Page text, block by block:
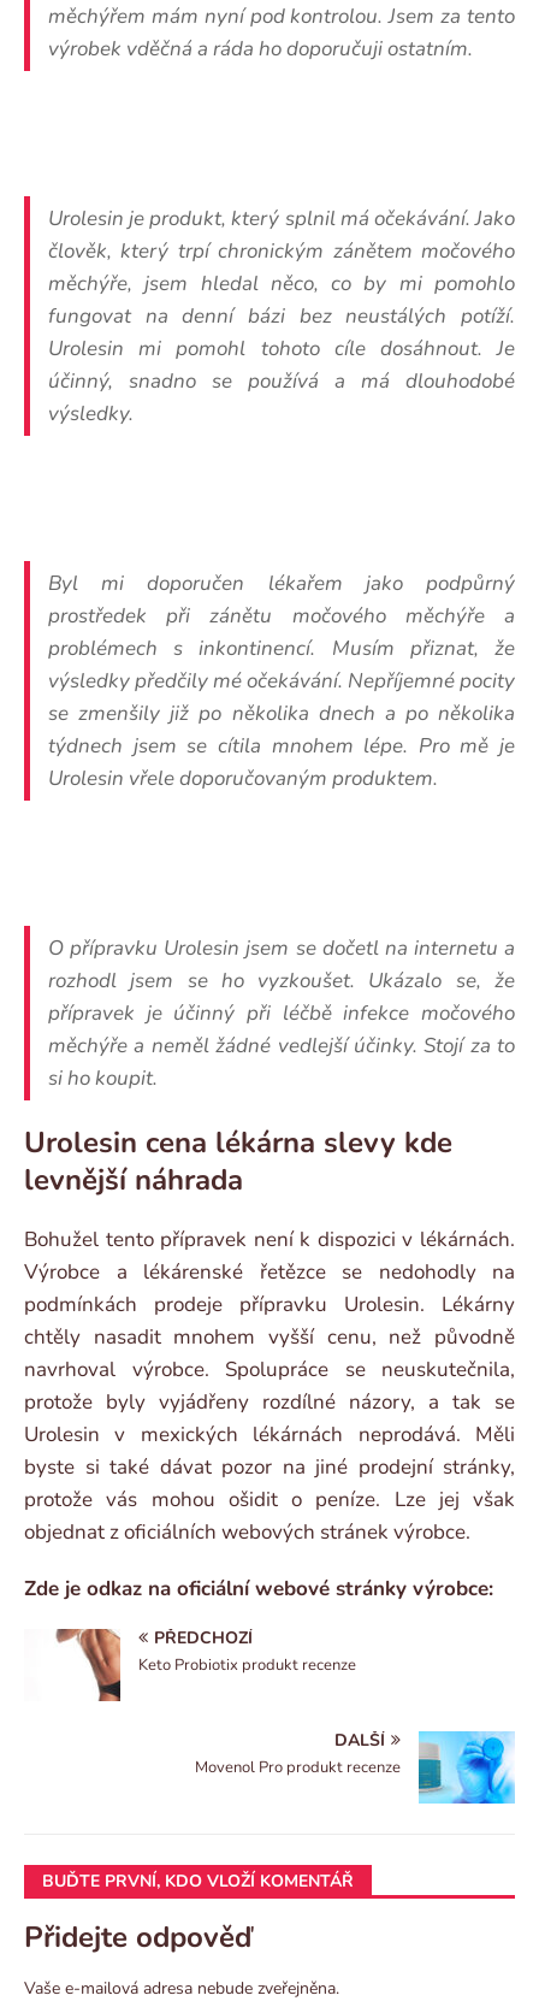
měchýřem mám nyní pod kontrolou. Jsem za tento
výrobek vděčná a ráda ho doporučuji ostatním.
Urolesin je produkt, který splnil má očekávání. Jako
člověk, který trpí chronickým zánětem močového
měchýře, jsem hledal něco, co by mi pomohlo
fungovat na denní bázi bez neustálých potíží.
Urolesin mi pomohl tohoto cíle dosáhnout. Je
účinný, snadno se používá a má dlouhodobé
výsledky.
Byl mi doporučen lékařem jako podpůrný
prostředek při zánětu močového měchýře a
problémech s inkontinencí. Musím přiznat, že
výsledky předčily mé očekávání. Nepříjemné pocity
se zmenšily již po několika dnech a po několika
týdnech jsem se cítila mnohem lépe. Pro mě je
Urolesin vřele doporučovaným produktem.
O přípravku Urolesin jsem se dočetl na internetu a
rozhodl jsem se ho vyzkoušet. Ukázalo se, že
přípravek je účinný při léčbě infekce močového
měchýře a neměl žádné vedlejší účinky. Stojí za to
si ho koupit.
Urolesin cena lékárna slevy kde
levnější náhrada
Bohužel tento přípravek není k dispozici v lékárnách.
Výrobce a lékárenské řetězce se nedohodly na
podmínkách prodeje přípravku Urolesin. Lékárny
chtěly nasadit mnohem vyšší cenu, než původně
navrhoval výrobce. Spolupráce se neuskutečnila,
protože byly vyjádřeny rozdílné názory, a tak se
Urolesin v mexických lékárnách neprodává. Měli
byste si také dávat pozor na jiné prodejní stránky,
protože vás mohou ošidit o peníze. Lze jej však
objednat z oficiálních webových stránek výrobce.
Zde je odkaz na oficiální webové stránky výrobce:
PŘEDCHOZÍ
Keto Probiotix produkt recenze
DALŠÍ
Movenol Pro produkt recenze
BUĎTE PRVNÍ, KDO VLOŽÍ KOMENTÁŘ
Přidejte odpověď
Vaše e-mailová adresa nebude zveřejněna.